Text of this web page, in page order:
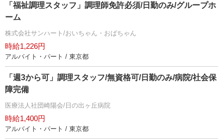
「福祉調理スタッフ」調理師免許必須/日勤のみ/グループホ
ーム
株式会社サンハート/おいちゃん・おばちゃん
時給1,226円
アルバイト・パート / 東京都
「週3から可」調理スタッフ/無資格可/日勤のみ/病院/社会保
障完備
医療法人社団崎陽会/日の出ヶ丘病院
時給1,400円
アルバイト・パート / 東京都